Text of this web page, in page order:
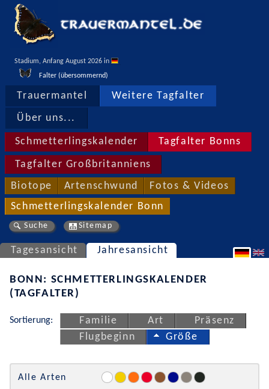
Stadium, Anfang August 2026 in
Falter (übersommernd)
Trauermantel Weitere Tagfalter
Über uns...
Schmetterlingskalender Tagfalter Bonns
Tagfalter Großbritanniens
Biotope Artenschwund Fotos & Videos
Schmetterlingskalender Bonn
Suche Sitemap
Tagesansicht Jahresansicht
BONN: SCHMETTERLINGSKALENDER
(TAGFALTER)
Sortierung: Familie Art
Präsenz
Flugbeginn
Größe
Alle Arten